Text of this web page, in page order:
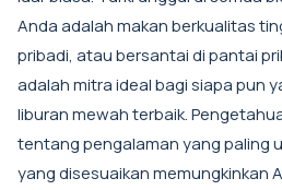
Anda adalah makan berkualitas
pribadi, atau bersantai di pantai
adalah mitra ideal bagi siapa pun
liburan mewah terbaik.
tentang pengalaman yang paling
yang disesuaikan memungkinkan